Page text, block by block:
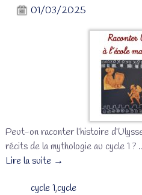
01/03/2025
Peut-on raconter l’histoire
récits de la mythologie au cycle 1 ?
Lire la suite →
cycle 1,cycle